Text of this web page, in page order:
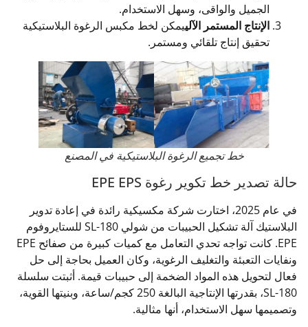
الجميل والواقى، وسهل الاستخدام.
الإنتاج المستمر الآلييمكن لخط مكبس الرغوة البلاستيكية
تحقيق إنتاج تلقائي ومستمر.
خط تجميع الرغوة البلاستيكية في المصنع
حالة تصدير خط تكوير رغوة EPE EPS
في عام 2025، اختارت شركة مكسيكية رائدة في إعادة تدوير
البلاستيك آلة تشكيل الحبيبات من شولي SL-180 للستايروفوم
EPE. كانت تواجه تحدي التعامل مع كميات كبيرة من صفائح EPE
ونفايات التعبئة والتغليف الرغوية، وكان العميل بحاجة إلى حل
فعال لتحويل هذه المواد الضخمة إلى حبيبات قيمة. أثبتت سلسلة
SL-180، بقدرتها الإنتاجية البالغة 250 كجم/ساعة، وبنيتها القوية،
وتصميمها سهل الاستخدام، أنها مثالية.